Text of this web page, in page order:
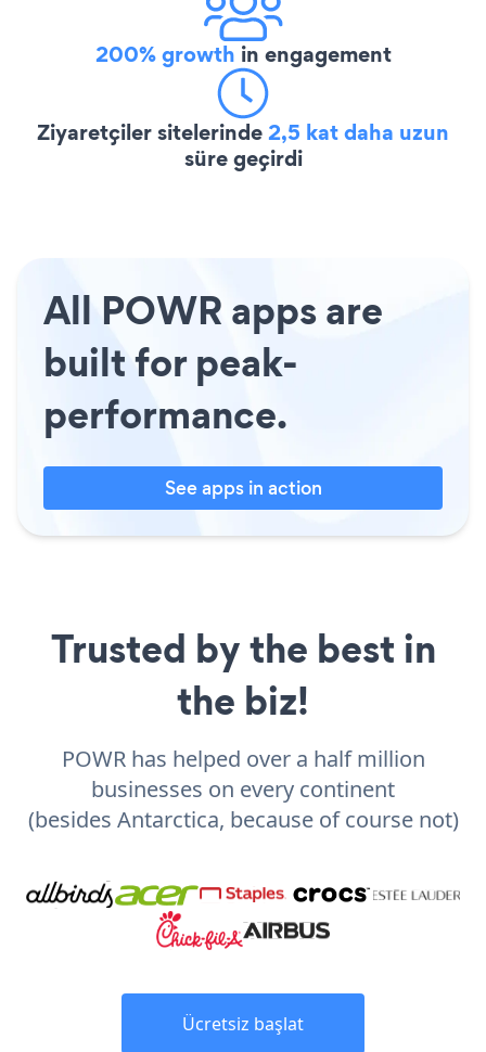
200% growth in engagement
Ziyaretçiler sitelerinde2,5 kat daha uzun
süre geçirdi
All POWR apps are
built for peak-
performance.
See apps in action
Trusted by the best in
the biz!
POWR has helped over a half million
businesses on every continent
(besides Antarctica, because of course not)
Ücretsiz başlat